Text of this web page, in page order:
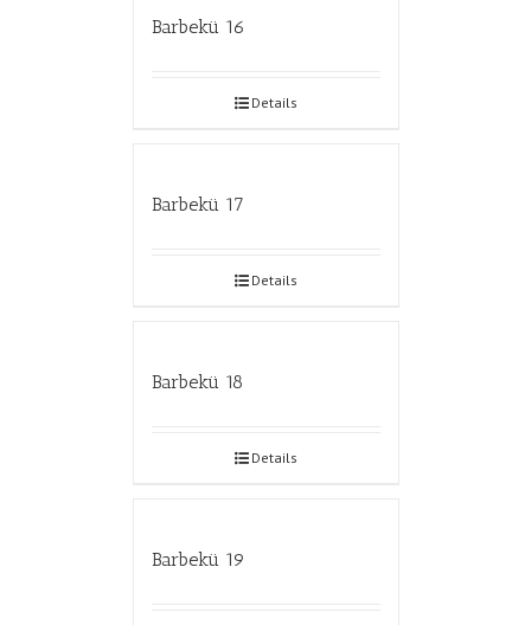
Barbekü 16
Details
Barbekü 17
Details
Barbekü 18
Details
Barbekü 19